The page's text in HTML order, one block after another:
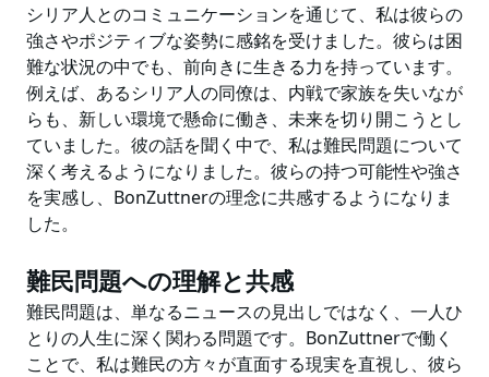
シリア人とのコミュニケーションを通じて、私は彼らの
強さやポジティブな姿勢に感銘を受けました。彼らは困
難な状況の中でも、前向きに生きる力を持っています。
例えば、あるシリア人の同僚は、内戦で家族を失いなが
らも、新しい環境で懸命に働き、未来を切り開こうとし
ていました。彼の話を聞く中で、私は難民問題について
深く考えるようになりました。彼らの持つ可能性や強さ
を実感し、BonZuttnerの理念に共感するようになりま
した。
難民問題への理解と共感
難民問題は、単なるニュースの見出しではなく、一人ひ
とりの人生に深く関わる問題です。BonZuttnerで働く
ことで、私は難民の方々が直面する現実を直視し、彼ら